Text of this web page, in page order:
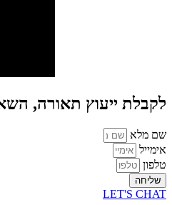
לקבלת ייעוץ תאורה,
שם מלא
אימייל
טלפון
שליחה
LET'S CHAT